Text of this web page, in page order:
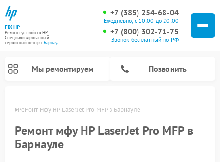
FIX-HP
Ремонт устройств HP
Специализированный
cервисный центр г.Барнаул
+7 (385) 254-68-04
Ежедневно, с 10:00 до 20:00
+7 (800) 302-71-75
Звонок бесплатный по РФ
Мы ремонтируем Позвонить
Ремонт мфу HP LaserJet Pro MFP в Барнауле
Ремонт мфу HP LaserJet Pro MFP в
Барнауле